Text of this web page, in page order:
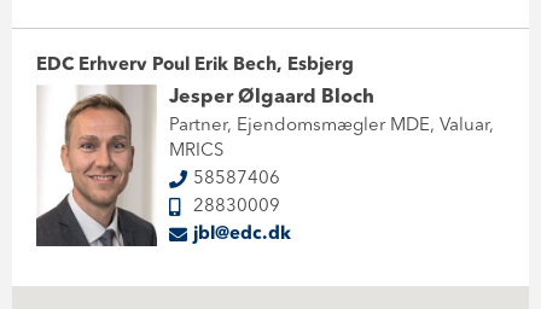
EDC Erhverv Poul Erik Bech, Esbjerg
Jesper Ølgaard Bloch
Partner, Ejendomsmægler MDE, Valuar,
MRICS
58587406
28830009
jbl@edc.dk